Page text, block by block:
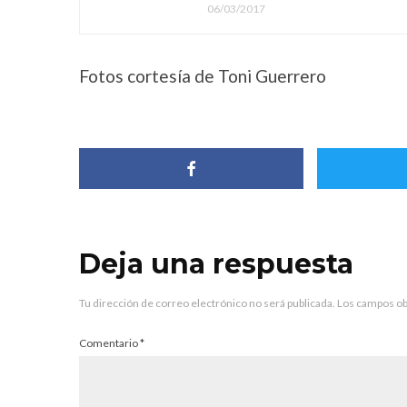
06/03/2017
Fotos cortesía de Toni Guerrero
Deja una respuesta
Tu dirección de correo electrónico no será publicada. Los campos
Comentario*